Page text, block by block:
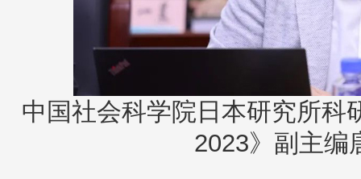
中国社会科学院日本研究所科
2023》副主编